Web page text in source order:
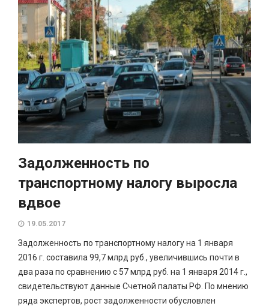
Задолженность по
транспортному налогу выросла
вдвое
19.05.2017
Задолженность по транспортному налогу на 1 января
2016 г. составила 99,7 млрд руб., увеличившись почти в
два раза по сравнению с 57 млрд руб. на 1 января 2014 г.,
свидетельствуют данные Счетной палаты РФ. По мнению
ряда экспертов, рост задолженности обусловлен